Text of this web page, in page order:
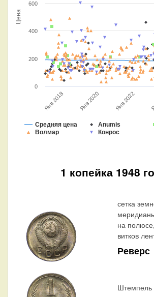
Цена
Средняя цена Anumis
Волмар
Конрос
Янв 2018 Янв 2020 Янв 2022
0
200
400
600
1 копейка 1948
сетка
на
витков
Реверс